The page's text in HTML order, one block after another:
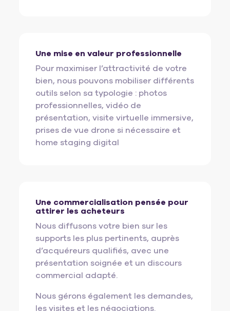
Une mise en valeur professionnelle
Pour maximiser l’attractivité de votre
bien, nous pouvons mobiliser différents
outils selon sa typologie : photos
professionnelles, vidéo de
présentation, visite virtuelle immersive,
prises de vue drone si nécessaire et
home staging digital
Une commercialisation pensée pour
attirer les acheteurs
Nous diffusons votre bien sur les
supports les plus pertinents, auprès
d’acquéreurs qualifiés, avec une
présentation soignée et un discours
commercial adapté.
Nous gérons également les demandes,
les visites et les négociations.